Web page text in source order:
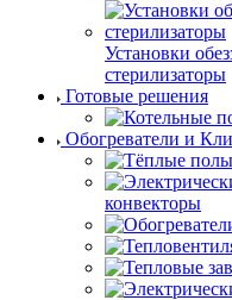
Установки
стерилизаторы
Готовые решения
Обогреватели и
конвекторы